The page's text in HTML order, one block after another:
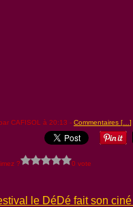
CAFISOL à 20:13 - Commentaires [ ]
? 0 vote